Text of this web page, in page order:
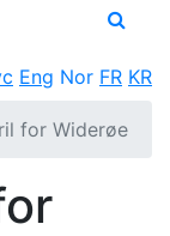
Eng Nor FR KR
for Widerøe